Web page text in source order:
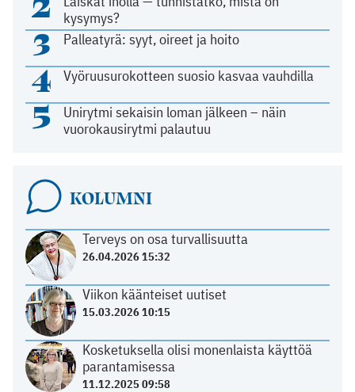
kysymys?
3 Palleatyrä: syyt, oireet ja hoito
4 Vyöruusurokotteen suosio kasvaa vauhdilla
5
Unirytmi sekaisin loman jälkeen – näin
vuorokausirytmi palautuu
KOLUMNI
Terveys on osa turvallisuutta
26.04.2026 15:32
Viikon käänteiset uutiset
15.03.2026 10:15
Kosketuksella olisi monenlaista käyttöä
parantamisessa
11.12.2025 09:58